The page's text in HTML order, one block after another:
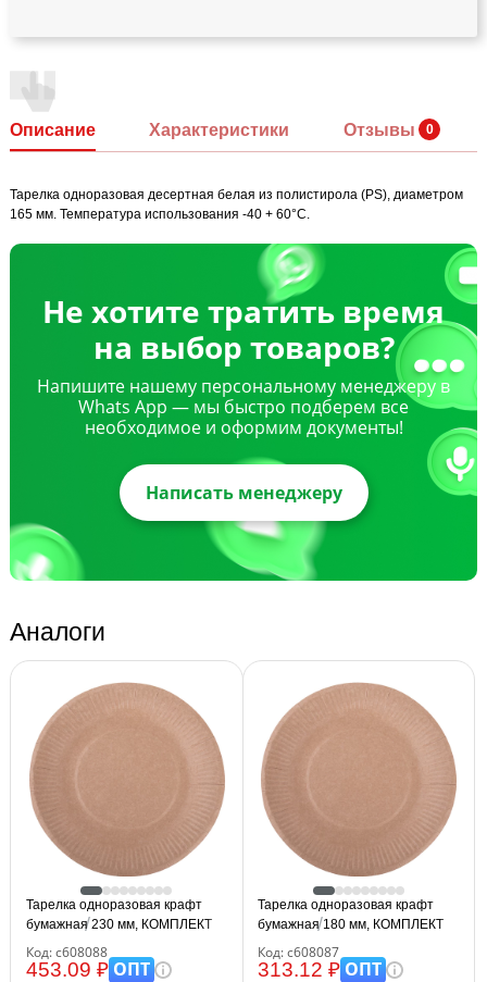
Описание Характеристики Отзывы
Тарелка одноразовая десертная белая из полистирола (PS), диаметром
165 мм. Температура использования -40 + 60°С.
Не хотите тратить время
на выбор товаров?
Напишите нашему персональному менеджеру в
Whats App — мы быстро подберем все
необходимое и оформим документы!
Написать менеджеру
Аналоги
Тарелка одноразовая крафт
бумажная 230 мм, КОМПЛЕКТ
608088
Код: с608088
453.09 ₽ОПТ
Тарелка одноразовая крафт
бумажная 180 мм, КОМПЛЕКТ
608087
Код: с608087
313.12 ₽ОПТ